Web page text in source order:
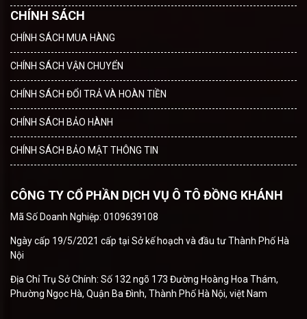
CHÍNH SÁCH
CHÍNH SÁCH MUA HÀNG
CHÍNH SÁCH VẬN CHUYỂN
CHÍNH SÁCH ĐỔI TRẢ VÀ HOÀN TIỀN
CHÍNH SÁCH BẢO HÀNH
CHÍNH SÁCH BẢO MẬT THÔNG TIN
CÔNG TY CỔ PHẦN DỊCH VỤ Ô TÔ ĐỒNG KHÁNH
Mã Số Doanh Nghiệp: 0109639108
Ngày cấp 19/5/2021 cấp tại Sở kế hoạch và đầu tư Thành Phố Hà
Nội
Địa Chỉ Trụ Sở Chính: Số 132 ngõ 173 Đường Hoàng Hoa Thám,
Phường Ngọc Hà, Quận Ba Đình, Thành Phố Hà Nội, việt Nam